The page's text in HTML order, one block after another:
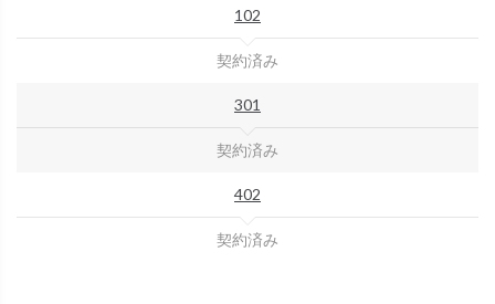
102
契約済み
301
契約済み
402
契約済み